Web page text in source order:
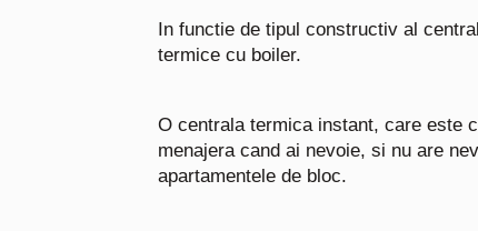
In functie de tipul constructiv al
termice cu boiler.
O centrala termica instant, care este
menajera cand ai nevoie, si nu are
apartamentele de bloc.